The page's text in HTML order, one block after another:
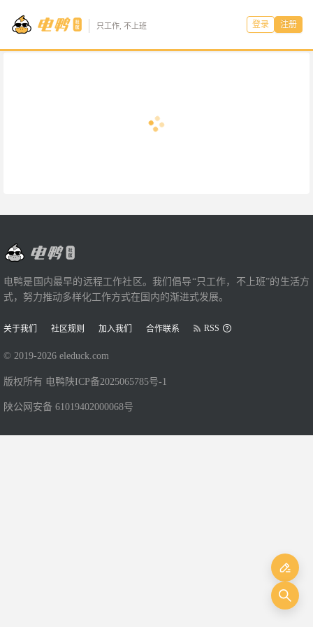
只工作, 不上班 登录 注册
电鸭是国内最早的远程工作社区。我们倡导“只工作，不上班”的生活方
式，努力推动多样化工作方式在国内的渐进式发展。
关于我们 社区规则 加入我们 合作联系 RSS
© 2019-2026 eleduck.com
版权所有 电鸭 陕ICP备2025065785号-1
陕公网安备 61019402000068号